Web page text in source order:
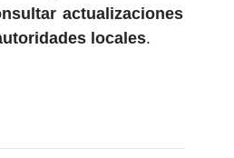
actualizaciones
locales.